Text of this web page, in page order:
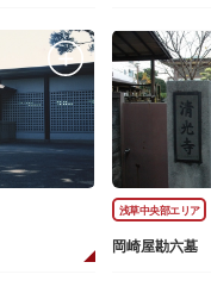
浅草中央部エリア
岡崎屋勘六墓